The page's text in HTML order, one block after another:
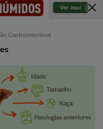
Gastrointestinal